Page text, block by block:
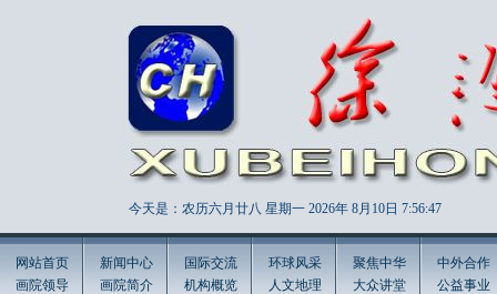
今天是：农历六月廿八 星期一 2026年 8月10日 7:56:48
网站首页
画院领导
新闻中心
画院简介
国际交流
机构概览
环球风采
人文地理
聚焦中华
大众讲堂
中外合作
公益事业